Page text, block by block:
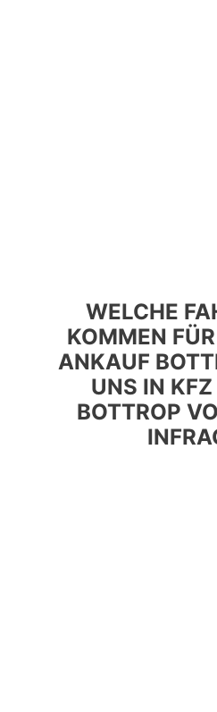
WELCHE
KOMMEN
ANKAUF
UNS IN
BOTTROP